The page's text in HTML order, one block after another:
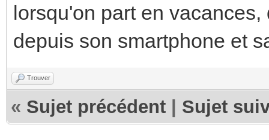
lorsqu'on part en
depuis son smartphone et
Trouver
« Sujet précédent Sujet